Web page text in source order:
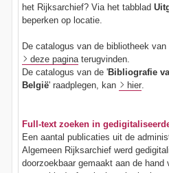
het Rijksarchief? Via het tabblad
beperken op locatie.
De catalogus van de bibliotheek van
deze paginaterugvinden.
De catalogus van de 'Bibliografie
België' raadplegen, kan hier.
Full-text zoeken in
Een aantal publicaties uit de
Algemeen Rijksarchief werd
doorzoekbaar gemaakt aan de